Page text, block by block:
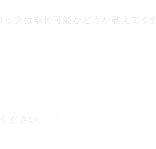
クは取付可能かどうか教えてくだ
ださい。